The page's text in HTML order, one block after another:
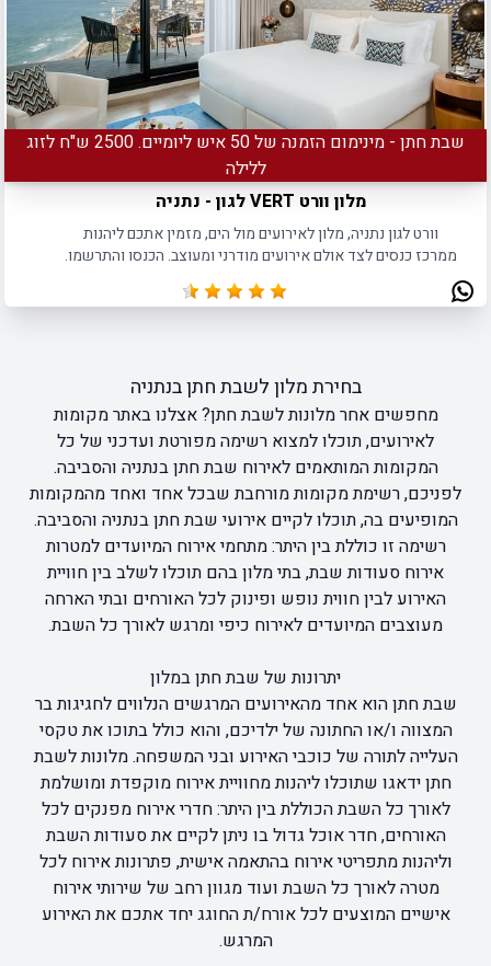
שבת חתן - מינימום הזמנה של 50 איש ליומיים. 2500 ש"ח לזוג
ללילה
מלון וורט VERT לגון - נתניה
וורט לגון נתניה, מלון לאירועים מול הים, מזמין אתכם ליהנות
ממרכז כנסים לצד אולם אירועים מודרני ומעוצב. הכנסו והתרשמו.
בחירת מלון לשבת חתן בנתניה
מחפשים אחר מלונות לשבת חתן? אצלנו באתר מקומות
לאירועים, תוכלו למצוא רשימה מפורטת ועדכני של כל
המקומות המותאמים לאירוח שבת חתן בנתניה והסביבה.
לפניכם, רשימת מקומות מורחבת שבכל אחד ואחד מהמקומות
המופיעים בה, תוכלו לקיים אירועי שבת חתן בנתניה והסביבה.
רשימה זו כוללת בין היתר: מתחמי אירוח המיועדים למטרות
אירוח סעודות שבת, בתי מלון בהם תוכלו לשלב בין חוויית
האירוע לבין חווית נופש ופינוק לכל האורחים ובתי הארחה
מעוצבים המיועדים לאירוח כיפי ומרגש לאורך כל השבת.
יתרונות של שבת חתן במלון
שבת חתן הוא אחד מהאירועים המרגשים הנלווים לחגיגות בר
המצווה ו/או החתונה של ילדיכם, והוא כולל בתוכו את טקסי
העלייה לתורה של כוכבי האירוע ובני המשפחה. מלונות לשבת
חתן ידאגו שתוכלו ליהנות מחוויית אירוח מוקפדת ומושלמת
לאורך כל השבת הכוללת בין היתר: חדרי אירוח מפנקים לכל
האורחים, חדר אוכל גדול בו ניתן לקיים את סעודות השבת
וליהנות מתפריטי אירוח בהתאמה אישית, פתרונות אירוח לכל
מטרה לאורך כל השבת ועוד מגוון רחב של שירותי אירוח
אישיים המוצעים לכל אורח/ת החוגג יחד אתכם את האירוע
המרגש.